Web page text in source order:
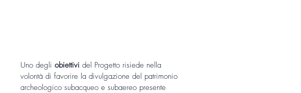
Uno degli obiettivi del Progetto risiede nella
volontà di favorire la divulgazione del patrimonio
archeologico subacqueo e subaereo presente